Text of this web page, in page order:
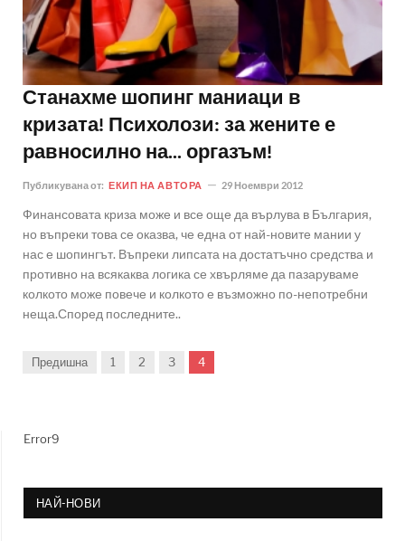
Станахме шопинг маниаци в
кризата! Психолози: за жените е
равносилно на... оргазъм!
Публикувана от: ЕКИП НА АВТОРА 29 Ноември 2012
Финансовата криза може и все още да върлува в България,
но въпреки това се оказва, че една от най-новите мании у
нас е шопингът. Въпреки липсата на достатъчно средства и
противно на всякаква логика се хвърляме да пазаруваме
колкото може повече и колкото е възможно по-непотребни
неща.Според последните..
Предишна 1 2 3 4
Error9
НАЙ-НОВИ